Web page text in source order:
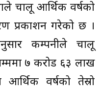
चालू आर्थिक वर्षको
प्रकाशन गरेको छ ।
कम्पनीले चालू
७ करोड ६३ लाख
वर्षको तेस्रो